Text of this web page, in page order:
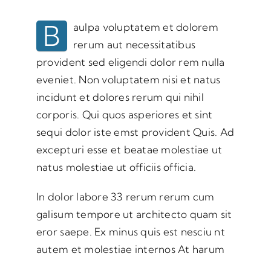
B
aulpa voluptatem et dolorem
rerum aut necessitatibus
provident sed eligendi dolor rem nulla
eveniet. Non voluptatem nisi et natus
incidunt et dolores rerum qui nihil
corporis. Qui quos asperiores et sint
sequi dolor iste emst provident Quis. Ad
excepturi esse et beatae molestiae ut
natus molestiae ut officiis officia.
In dolor labore 33 rerum rerum cum
galisum tempore ut architecto quam sit
eror saepe. Ex minus quis est nesciu nt
autem et molestiae internos At harum